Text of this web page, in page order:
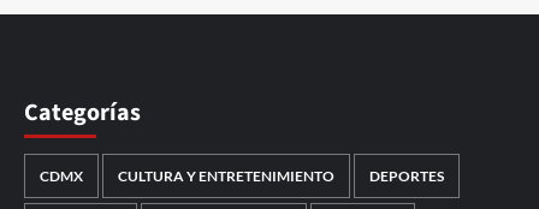
Categorías
CDMX CULTURA Y ENTRETENIMIENTO DEPORTES